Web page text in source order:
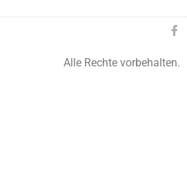
Alle Rechte vorbehalten.